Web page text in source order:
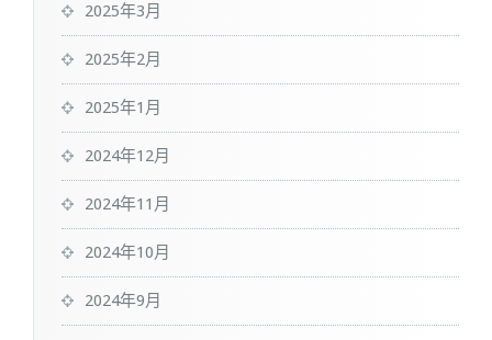
2025年3月
2025年2月
2025年1月
2024年12月
2024年11月
2024年10月
2024年9月